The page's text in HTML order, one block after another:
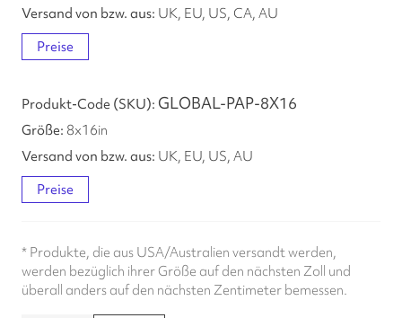
UK, EU, US, CA, AU
Preise
GLOBAL-PAP-8X16
8x16in
UK, EU, US, AU
Preise
* Produkte, die aus USA/Australien versandt werden,
werden bezüglich ihrer Größe auf den nächsten Zoll und
überall anders auf den nächsten Zentimeter bemessen.